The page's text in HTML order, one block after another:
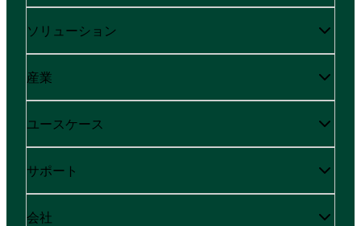
ソリューション
産業
ユースケース
サポート
会社